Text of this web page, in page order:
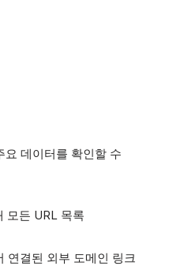
요 데이터를 확인할 수
모든 URL 목록
연결된 외부 도메인 링크